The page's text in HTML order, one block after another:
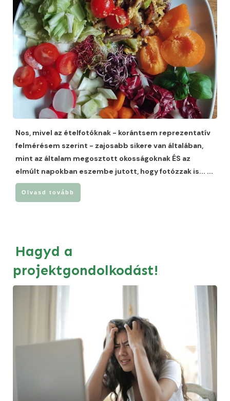
Nos, mivel az ételfotóknak - korántsem reprezentatív
felmérésem szerint - zajosabb sikere van általában,
mint az általam megosztott okosságoknak ÉS az
elmúlt napokban eszembe jutott, hogy fotózzak is... ...
Olvasd tovább
Hagyd a
projektgondolkodást!